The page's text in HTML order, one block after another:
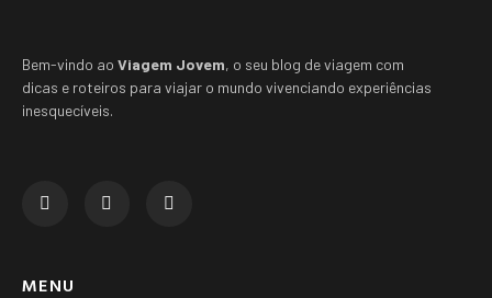
Bem-vindo ao Viagem Jovem, o seu blog de viagem com
dicas e roteiros para viajar o mundo vivenciando experiências
inesquecíveis.
MENU